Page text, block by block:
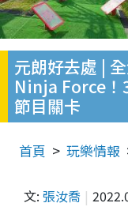
元朗好去處 |
Ninja Force！
節目關卡
首頁 玩樂情報
文: 張汝喬